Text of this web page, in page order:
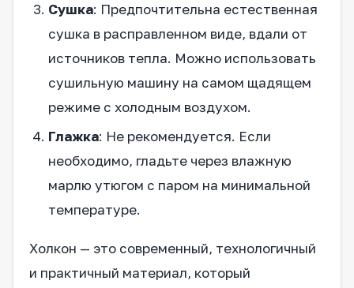
Сушка: Предпочтительна естественная
сушка в расправленном виде, вдали от
источников тепла. Можно использовать
сушильную машину на самом щадящем
режиме с холодным воздухом.
Глажка: Не рекомендуется. Если
необходимо, гладьте через влажную
марлю утюгом с паром на минимальной
температуре.
Холкон — это современный, технологичный
и практичный материал, который